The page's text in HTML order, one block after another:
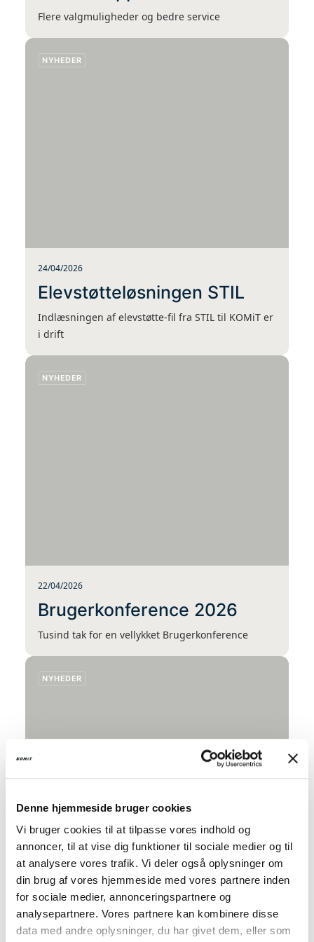
Denne hjemmeside bruger cookies
Vi bruger cookies til at tilpasse vores indhold og
annoncer, til at vise dig funktioner til sociale medier og til
at analysere vores trafik. Vi deler også oplysninger om
din brug af vores hjemmeside med vores partnere inden
for sociale medier, annonceringspartnere og
analysepartnere. Vores partnere kan kombinere disse
data med andre oplysninger, du har givet dem, eller som
Flere valgmuligheder og bedre service
NYHEDER
24/04/2026
Elevstøtteløsningen STIL
Indlæsningen af elevstøtte-fil fra STIL til KOMiT er
i drift
NYHEDER
22/04/2026
Brugerkonference 2026
Tusind tak for en vellykket Brugerkonference
NYHEDER
08/04/2026
Information om
WebKarakter – adgang og